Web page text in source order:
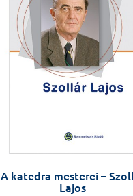
A katedra mesterei –
Lajos